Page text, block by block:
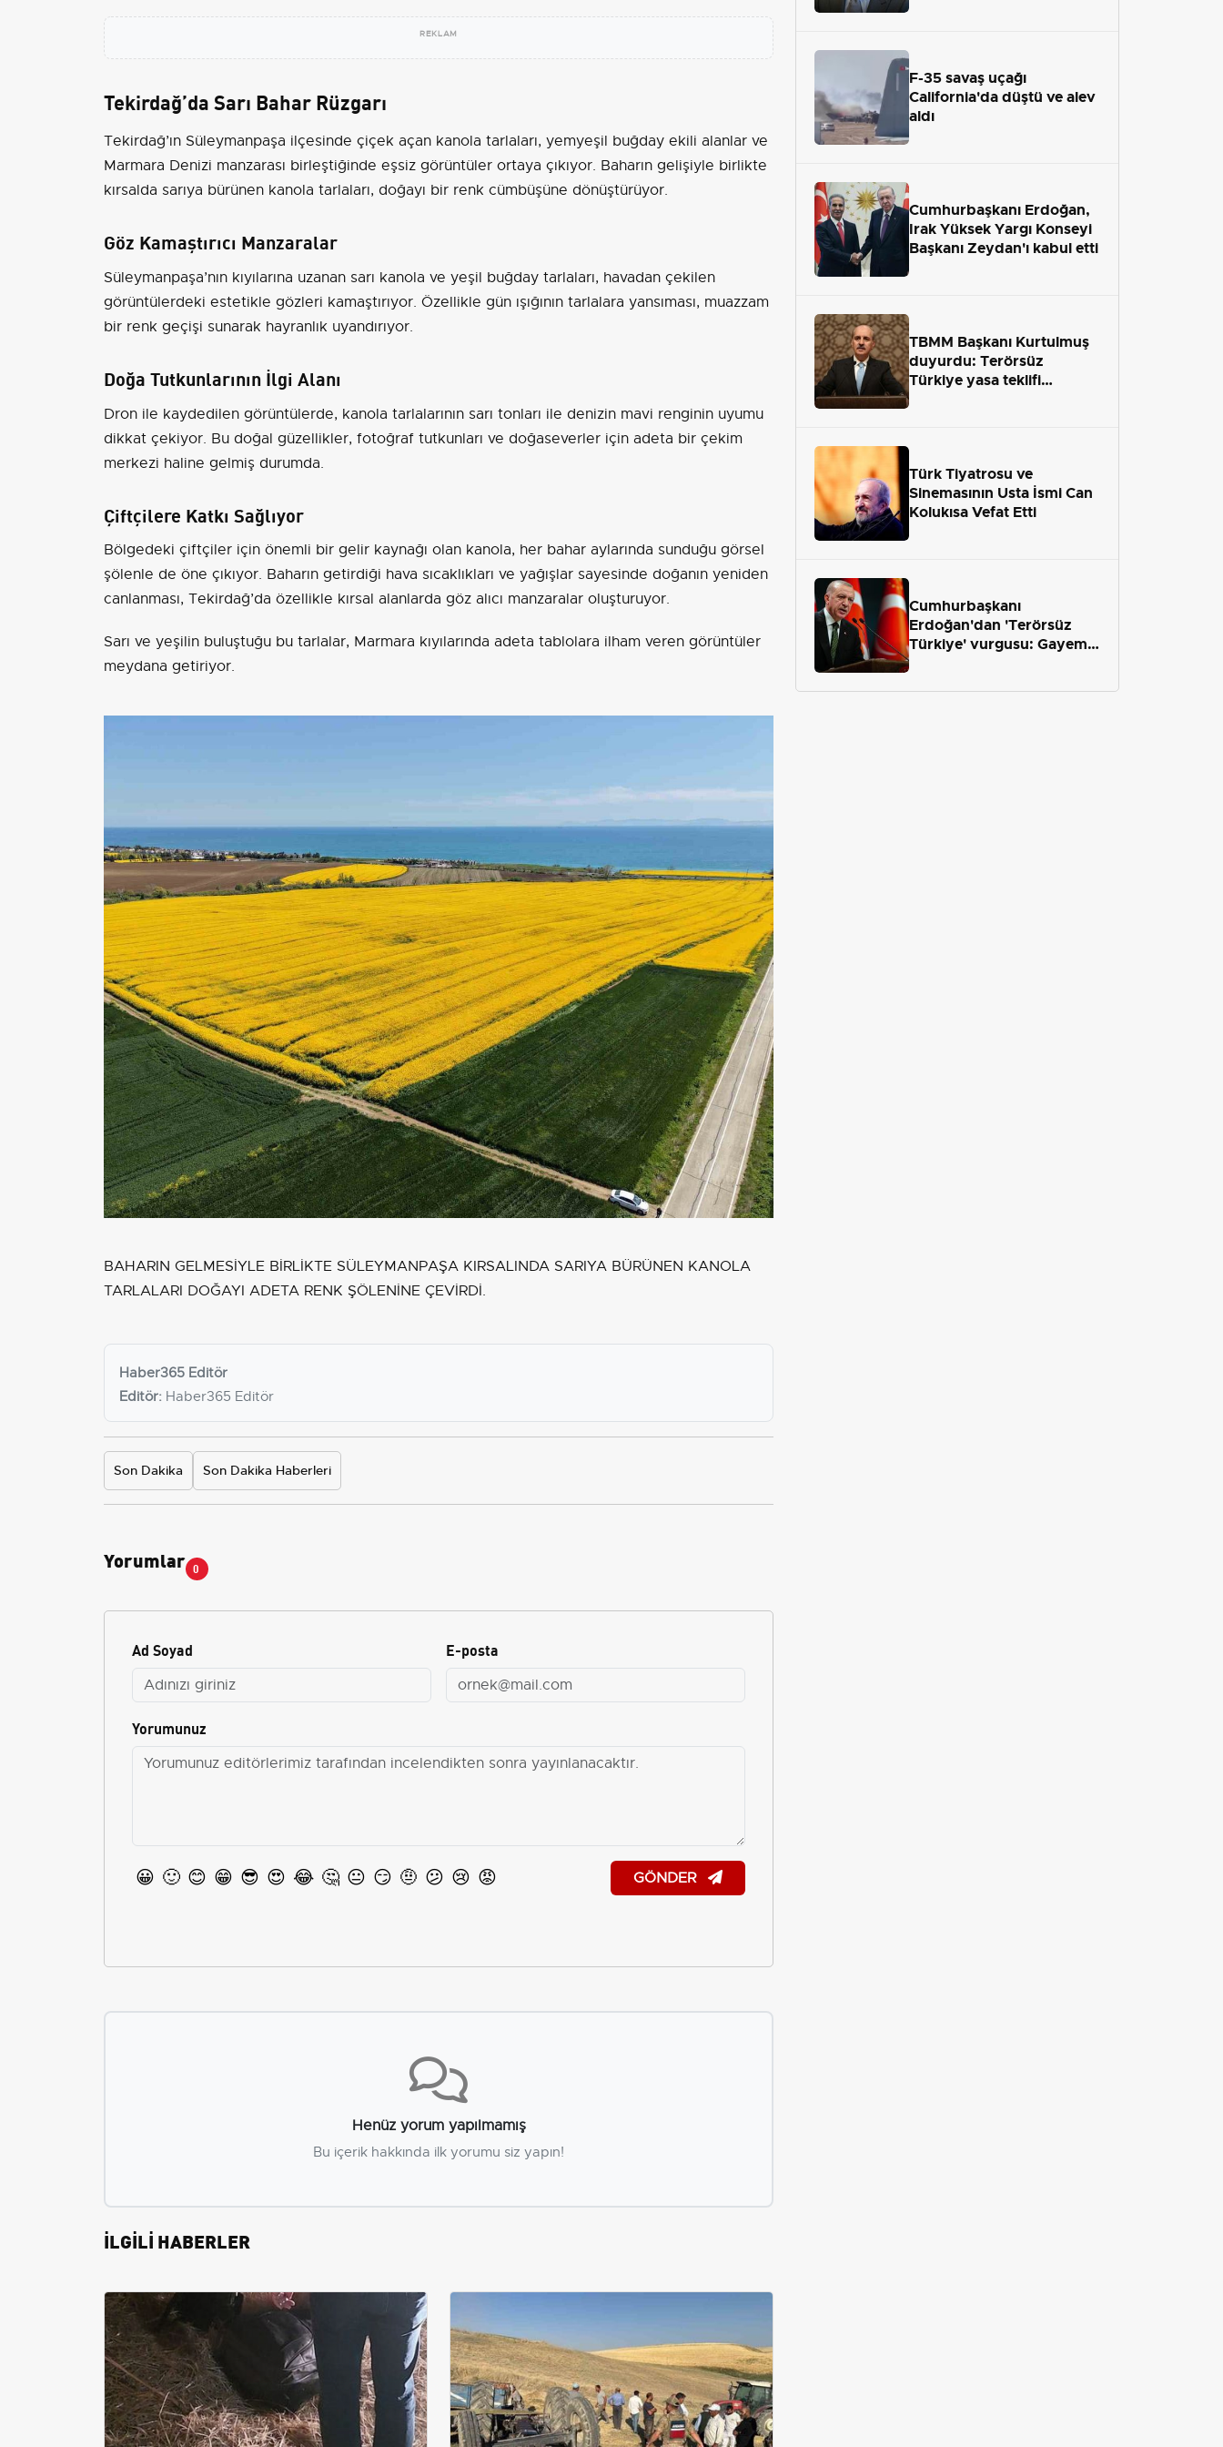
REKLAM
Tekirdağ’da Sarı Bahar Rüzgarı
Tekirdağ’ın Süleymanpaşa ilçesinde çiçek açan kanola tarlaları, yemyeşil buğday ekili alanlar ve
Marmara Denizi manzarası birleştiğinde eşsiz görüntüler ortaya çıkıyor. Baharın gelişiyle birlikte
kırsalda sarıya bürünen kanola tarlaları, doğayı bir renk cümbüşüne dönüştürüyor.
Göz Kamaştırıcı Manzaralar
Süleymanpaşa’nın kıyılarına uzanan sarı kanola ve yeşil buğday tarlaları, havadan çekilen
görüntülerdeki estetikle gözleri kamaştırıyor. Özellikle gün ışığının tarlalara yansıması, muazzam
bir renk geçişi sunarak hayranlık uyandırıyor.
Doğa Tutkunlarının İlgi Alanı
Dron ile kaydedilen görüntülerde, kanola tarlalarının sarı tonları ile denizin mavi renginin uyumu
dikkat çekiyor. Bu doğal güzellikler, fotoğraf tutkunları ve doğaseverler için adeta bir çekim
merkezi haline gelmiş durumda.
Çiftçilere Katkı Sağlıyor
Bölgedeki çiftçiler için önemli bir gelir kaynağı olan kanola, her bahar aylarında sunduğu görsel
şölenle de öne çıkıyor. Baharın getirdiği hava sıcaklıkları ve yağışlar sayesinde doğanın yeniden
canlanması, Tekirdağ’da özellikle kırsal alanlarda göz alıcı manzaralar oluşturuyor.
Sarı ve yeşilin buluştuğu bu tarlalar, Marmara kıyılarında adeta tablolara ilham veren görüntüler
meydana getiriyor.
BAHARIN GELMESİYLE BİRLİKTE SÜLEYMANPAŞA KIRSALINDA SARIYA BÜRÜNEN KANOLA
TARLALARI DOĞAYI ADETA RENK ŞÖLENİNE ÇEVİRDİ.
Haber365 Editör
Editör: Haber365 Editör
Son Dakika Son Dakika Haberleri
Yorumlar 0
Ad Soyad E-posta
Yorumunuz
😀 🙂 😊 😁 😎 😍 😂 🤔 😐 😏 🤨 😕 😢 😡 GÖNDER
Henüz yorum yapılmamış
Bu içerik hakkında ilk yorumu siz yapın!
İLGİLİ HABERLER
F-35 savaş uçağı
California'da düştü ve alev
aldı
Cumhurbaşkanı Erdoğan,
Irak Yüksek Yargı Konseyi
Başkanı Zeydan'ı kabul etti
TBMM Başkanı Kurtulmuş
duyurdu: Terörsüz
Türkiye yasa teklifi
Türk Tiyatrosu ve
Sinemasının Usta İsmi Can
Kolukısa Vefat Etti
Cumhurbaşkanı
Erdoğan'dan 'Terörsüz
Türkiye' vurgusu: Gayemiz